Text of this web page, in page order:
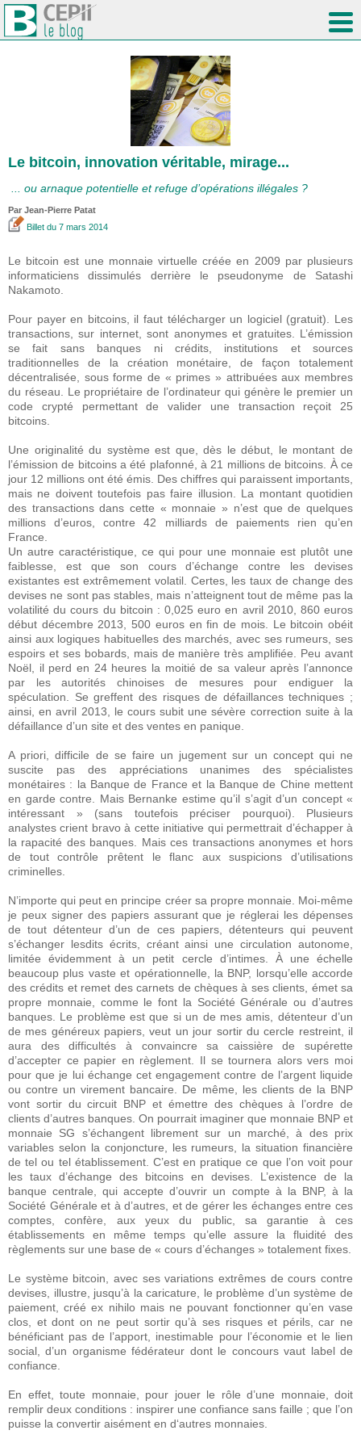
Le bitcoin, innovation véritable, mirage...
... ou arnaque potentielle et refuge d’opérations illégales ?
Par Jean-Pierre Patat
Billet du 7 mars 2014
Le bitcoin est une monnaie virtuelle créée en 2009 par plusieurs
informaticiens dissimulés derrière le pseudonyme de Satashi
Nakamoto.
Pour payer en bitcoins, il faut télécharger un logiciel (gratuit). Les
transactions, sur internet, sont anonymes et gratuites. L’émission
se fait sans banques ni crédits, institutions et sources
traditionnelles de la création monétaire, de façon totalement
décentralisée, sous forme de « primes » attribuées aux membres
du réseau. Le propriétaire de l’ordinateur qui génère le premier un
code crypté permettant de valider une transaction reçoit 25
bitcoins.
Une originalité du système est que, dès le début, le montant de
l’émission de bitcoins a été plafonné, à 21 millions de bitcoins. À ce
jour 12 millions ont été émis. Des chiffres qui paraissent importants,
mais ne doivent toutefois pas faire illusion. La montant quotidien
des transactions dans cette « monnaie » n’est que de quelques
millions d’euros, contre 42 milliards de paiements rien qu’en
France.
Un autre caractéristique, ce qui pour une monnaie est plutôt une
faiblesse, est que son cours d’échange contre les devises
existantes est extrêmement volatil. Certes, les taux de change des
devises ne sont pas stables, mais n’atteignent tout de même pas la
volatilité du cours du bitcoin : 0,025 euro en avril 2010, 860 euros
début décembre 2013, 500 euros en fin de mois. Le bitcoin obéit
ainsi aux logiques habituelles des marchés, avec ses rumeurs, ses
espoirs et ses bobards, mais de manière très amplifiée. Peu avant
Noël, il perd en 24 heures la moitié de sa valeur après l’annonce
par les autorités chinoises de mesures pour endiguer la
spéculation. Se greffent des risques de défaillances techniques ;
ainsi, en avril 2013, le cours subit une sévère correction suite à la
défaillance d’un site et des ventes en panique.
A priori, difficile de se faire un jugement sur un concept qui ne
suscite pas des appréciations unanimes des spécialistes
monétaires : la Banque de France et la Banque de Chine mettent
en garde contre. Mais Bernanke estime qu’il s’agit d’un concept «
intéressant » (sans toutefois préciser pourquoi). Plusieurs
analystes crient bravo à cette initiative qui permettrait d’échapper à
la rapacité des banques. Mais ces transactions anonymes et hors
de tout contrôle prêtent le flanc aux suspicions d’utilisations
criminelles.
N’importe qui peut en principe créer sa propre monnaie. Moi-même
je peux signer des papiers assurant que je réglerai les dépenses
de tout détenteur d’un de ces papiers, détenteurs qui peuvent
s’échanger lesdits écrits, créant ainsi une circulation autonome,
limitée évidemment à un petit cercle d’intimes. À une échelle
beaucoup plus vaste et opérationnelle, la BNP, lorsqu’elle accorde
des crédits et remet des carnets de chèques à ses clients, émet sa
propre monnaie, comme le font la Société Générale ou d’autres
banques. Le problème est que si un de mes amis, détenteur d’un
de mes généreux papiers, veut un jour sortir du cercle restreint, il
aura des difficultés à convaincre sa caissière de supérette
d’accepter ce papier en règlement. Il se tournera alors vers moi
pour que je lui échange cet engagement contre de l’argent liquide
ou contre un virement bancaire. De même, les clients de la BNP
vont sortir du circuit BNP et émettre des chèques à l’ordre de
clients d’autres banques. On pourrait imaginer que monnaie BNP et
monnaie SG s’échangent librement sur un marché, à des prix
variables selon la conjoncture, les rumeurs, la situation financière
de tel ou tel établissement. C’est en pratique ce que l’on voit pour
les taux d’échange des bitcoins en devises. L’existence de la
banque centrale, qui accepte d’ouvrir un compte à la BNP, à la
Société Générale et à d’autres, et de gérer les échanges entre ces
comptes, confère, aux yeux du public, sa garantie à ces
établissements en même temps qu’elle assure la fluidité des
règlements sur une base de « cours d’échanges » totalement fixes.
Le système bitcoin, avec ses variations extrêmes de cours contre
devises, illustre, jusqu’à la caricature, le problème d’un système de
paiement, créé ex nihilo mais ne pouvant fonctionner qu’en vase
clos, et dont on ne peut sortir qu’à ses risques et périls, car ne
bénéficiant pas de l’apport, inestimable pour l’économie et le lien
social, d’un organisme fédérateur dont le concours vaut label de
confiance.
En effet, toute monnaie, pour jouer le rôle d’une monnaie, doit
remplir deux conditions : inspirer une confiance sans faille ; que l’on
puisse la convertir aisément en d‘autres monnaies.